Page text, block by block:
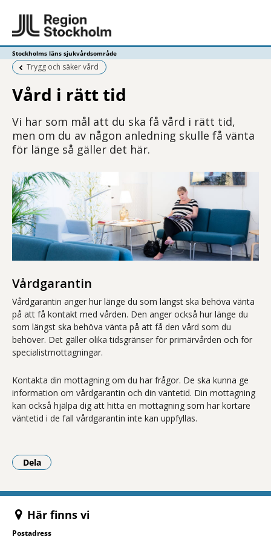
Stockholms läns sjukvårdsområde
Föregående sida:
Trygg och säker vård
Vård i rätt tid
Vi har som mål att du ska få vård i rätt tid,
men om du av någon anledning skulle få vänta
för länge så gäller det här.
Vårdgarantin
Vårdgarantin anger hur länge du som längst ska behöva vänta
på att få kontakt med vården. Den anger också hur länge du
som längst ska behöva vänta på att få den vård som du
behöver. Det gäller olika tidsgränser för primärvården och för
specialistmottagningar.
Kontakta din mottagning om du har frågor. De ska kunna ge
information om vårdgarantin och din väntetid. Din mottagning
kan också hjälpa dig att hitta en mottagning som har kortare
väntetid i de fall vårdgarantin inte kan uppfyllas.
Dela
- Klicka för att öppna delningsalternativ.
Här finns vi
Postadress